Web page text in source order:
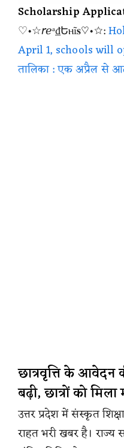
Scholarship
♡•☆𝘳ℯᵃ₫Եⲏĩ𝐬♡•☆:
April 1, schools will
तालिका : एक अप्रैल से
छात्रवृत्ति के आवेदन
बढ़ी, छात्रों को मिला
उत्तर प्रदेश में संस्कृत
राहत भरी खबर है। राज्य